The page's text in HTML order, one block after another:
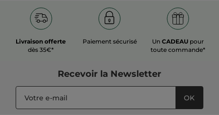
Livraison offerte
dès 35€*
Paiement sécurisé UnCADEAU pour
toute commande*
Recevoir la Newsletter
OK